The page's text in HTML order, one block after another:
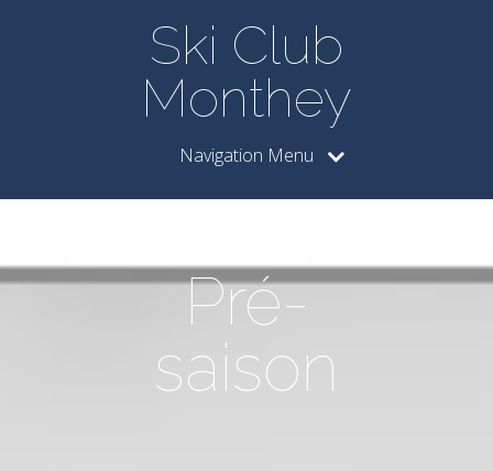
Ski Club
Monthey
Navigation Menu
Pré-
saison